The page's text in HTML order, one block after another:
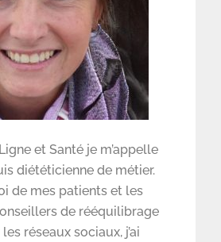
et Santé je m’appelle
diététicienne de métier.
de mes patients et les
de rééquilibrage
réseaux sociaux, j’ai